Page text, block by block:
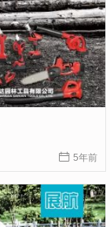
 5年前